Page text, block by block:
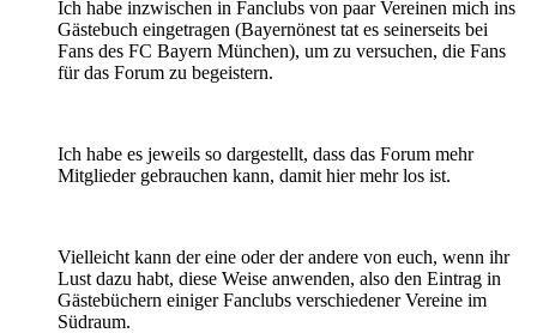
Ich habe inzwischen in Fanclubs von paar Vereinen mich ins
Gästebuch eingetragen (Bayernönest tat es seinerseits bei
Fans des FC Bayern München), um zu versuchen, die Fans
für das Forum zu begeistern.
Ich habe es jeweils so dargestellt, dass das Forum mehr
Mitglieder gebrauchen kann, damit hier mehr los ist.
Vielleicht kann der eine oder der andere von euch, wenn ihr
Lust dazu habt, diese Weise anwenden, also den Eintrag in
Gästebüchern einiger Fanclubs verschiedener Vereine im
Südraum.